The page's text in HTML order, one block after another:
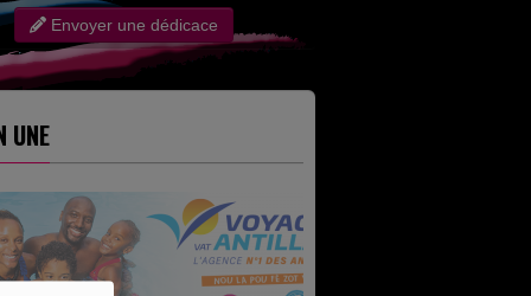
Envoyer une dédicace
UNE